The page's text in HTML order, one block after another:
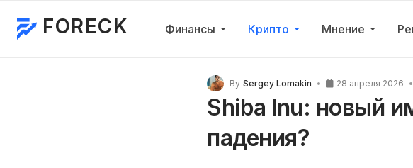
FORECK Финансы Крипто Мнение
By Sergey Lomakin 28 апреля 2026
Shiba Inu: новый
падения?